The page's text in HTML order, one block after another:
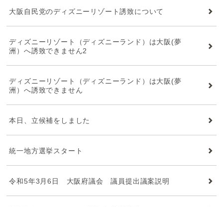
大阪自民党のディズニーリゾート誘致について
ディズニーリゾート（ディズニーランド）は大阪(夢
洲）へ誘致できません2
ディズニーリゾート（ディズニーランド）は大阪(夢
洲）へ誘致できません
本日、立候補をしました
統一地方選挙スタート
令和5年3月6日 大阪府議会 議員提出議案説明